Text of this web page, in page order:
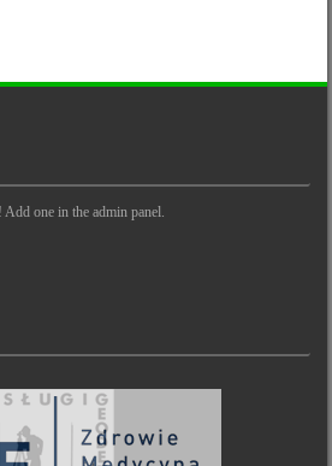
one in the admin panel.